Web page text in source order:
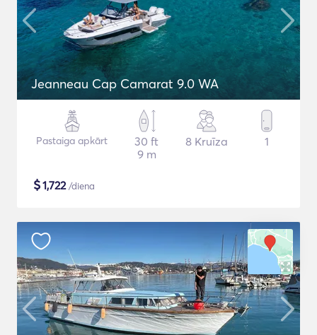
Jeanneau Cap Camarat 9.0 WA
Pastaiga apkārt
30 ft
9 m
8 Kruīza 1
$1,722/diena